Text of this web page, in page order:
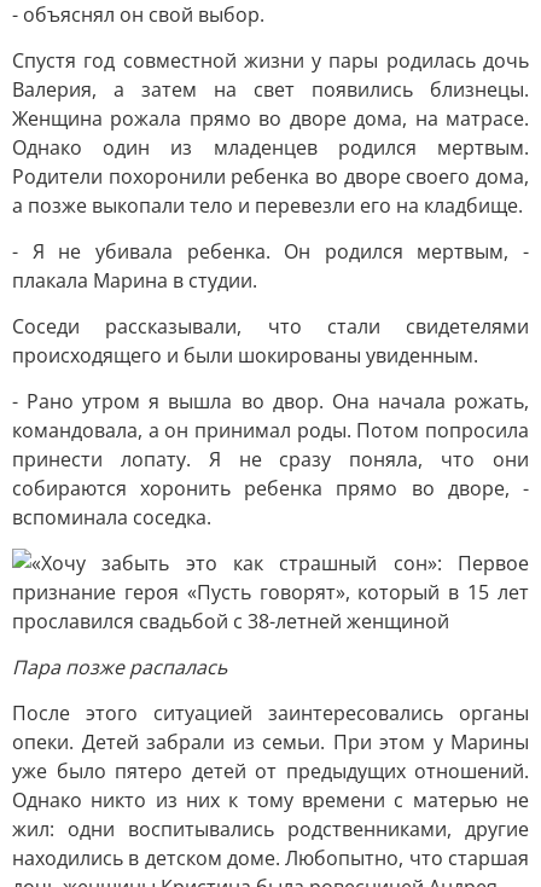
- объяснял он свой выбор.
Спустя год совместной жизни у пары родилась дочь
Валерия, а затем на свет появились близнецы.
Женщина рожала прямо во дворе дома, на матрасе.
Однако один из младенцев родился мертвым.
Родители похоронили ребенка во дворе своего дома,
а позже выкопали тело и перевезли его на кладбище.
- Я не убивала ребенка. Он родился мертвым, -
плакала Марина в студии.
Соседи рассказывали, что стали свидетелями
происходящего и были шокированы увиденным.
- Рано утром я вышла во двор. Она начала рожать,
командовала, а он принимал роды. Потом попросила
принести лопату. Я не сразу поняла, что они
собираются хоронить ребенка прямо во дворе, -
вспоминала соседка.
Пара позже распалась
После этого ситуацией заинтересовались органы
опеки. Детей забрали из семьи. При этом у Марины
уже было пятеро детей от предыдущих отношений.
Однако никто из них к тому времени с матерью не
жил: одни воспитывались родственниками, другие
находились в детском доме. Любопытно, что старшая